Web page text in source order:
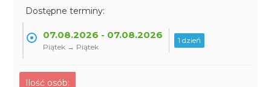
Dostępne terminy:
07.08.2026 - 07.08.2026
Piątek → Piątek
1 dzień
Ilość osób: